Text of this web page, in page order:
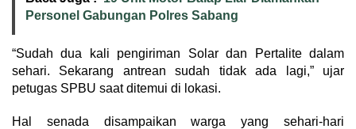
Personel Gabungan Polres Sabang
“Sudah dua kali pengiriman Solar dan Pertalite dalam
sehari. Sekarang antrean sudah tidak ada lagi,” ujar
petugas SPBU saat ditemui di lokasi.
Hal senada disampaikan warga yang sehari-hari